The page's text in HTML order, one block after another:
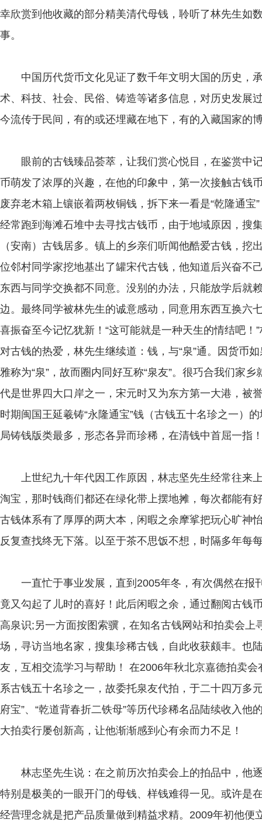
幸欣赏到他收藏的部分精美清代母钱，聆听了林先生如
事。
中国历代货币文化见证了数千年文明大国的历史，
术、科技、社会、民俗、铸造等诸多信息，对历史发展
今流传于民间，有的或还埋藏在地下，有的入藏国家
眼前的古钱臻品荟萃，让我们赏心悦目，在鉴赏中
币萌发了浓厚的兴趣，在他的印象中，第一次接触古钱
废弃老木箱上镶嵌着两枚铜钱，拆下来一看是“乾隆通宝
经常跑到海滩石堆中去寻找古钱币，由于地域原因，搜
（安南）古钱居多。镇上的乡亲们听闻他酷爱古钱，挖
位邻村同学家挖地基出了罐宋代古钱，他知道后兴奋不
东西与同学交换都不同意。没别的办法，只能放学后就
边。最终同学被林先生的诚意感动，同意用东西互换六
喜振奋至今记忆犹新！“这可能就是一种天生的情结吧！
对古钱的热爱，林先生继续道：钱，与“泉”通。因货币
雅称为“泉”，故而圈内同好互称“泉友”。很巧合我们家乡
代是世界四大口岸之一，宋元时又为东方第一大港，被
时期闽国王延羲铸“永隆通宝”钱（古钱五十名珍之一）
局铸钱版类最多，形态各异而珍稀，在清钱中首屈一指
上世纪九十年代因工作原因，林志坚先生经常往来
淘宝，那时钱商们都还在绿化带上摆地摊，每次都能有
古钱体系有了厚厚的两大本，闲暇之余摩挲把玩心旷神
反复查找终无下落。以至于茶不思饭不想，时隔多年
一直忙于事业发展，直到2005年冬，有次偶然在报
竟又勾起了儿时的喜好！此后闲暇之余，通过翻阅古钱
高泉识;另一方面按图索骥，在知名古钱网站和拍卖会上
场，寻访当地名家，搜集珍稀古钱，自此收获颇丰。也
友，互相交流学习与帮助！ 在2006年秋北京嘉德拍卖会
系古钱五十名珍之一，故委托泉友代拍，于二十四万多
府宝”、“乾道背春折二铁母”等历代珍稀名品陆续收入他
大拍卖行屡创新高，让他渐渐感到心有余而力不足！
林志坚先生说：在之前历次拍卖会上的拍品中，他
特别是极美的一眼开门的母钱、样钱难得一见。或许是
经营理念就是把产品质量做到精益求精。2009年初他便